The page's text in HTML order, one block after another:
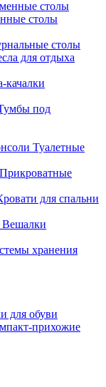
столы
столы
для отдыха
качалки
под
Туалетные
Прикроватные
для спальни
Вешалки
хранения
для обуви
прихожие